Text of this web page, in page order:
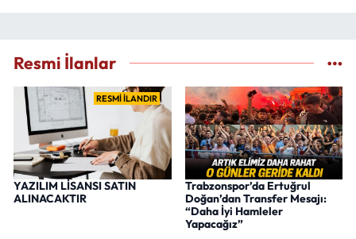
Resmi İlanlar
RESMİ İLANDIR
YAZILIM LİSANSI SATIN
ALINACAKTIR
Trabzonspor’da Ertuğrul
Doğan’dan Transfer Mesajı:
“Daha İyi Hamleler
Yapacağız”